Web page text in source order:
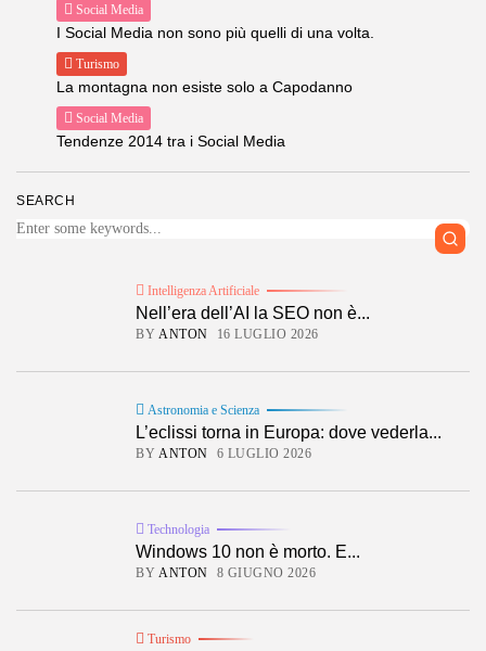
SEARCH
Intelligenza Artificiale
Nell’era dell’AI la SEO non è...
BY ANTON 16 LUGLIO 2026
Astronomia e Scienza
L’eclissi torna in Europa: dove vederla...
BY ANTON 6 LUGLIO 2026
Technologia
Windows 10 non è morto. E...
BY ANTON 8 GIUGNO 2026
Turismo
Social Media
I Social Media non sono più quelli di una volta.
Turismo
La montagna non esiste solo a Capodanno
Social Media
Tendenze 2014 tra i Social Media